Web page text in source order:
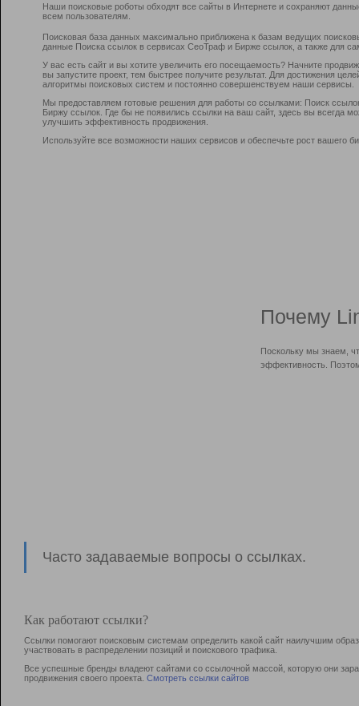
Наши поисковые роботы обходят все сайты в Интернете и сохраняют
всем пользователям.
Поисковая база данных максимально приближена к базам ведущих
данные Поиска ссылок в сервисах СеоТраф и Бирже ссылок, а также для
У вас есть сайт и вы хотите увеличить его посещаемость? Начните
вы запустите проект, тем быстрее получите результат. Для достижения
алгоритмы поисковых систем и постоянно совершенствуем наши сервисы.
Мы предоставляем готовые решения для работы со ссылками: Поиск
Биржу ссылок. Где бы не появились ссылки на ваш сайт, здесь вы всегда
улучшить эффективность продвижения.
Используйте все возможности наших сервисов и обеспечьте рост вашего
Почему
Поскольку мы знаем,
эффективность.
Часто задаваемые вопросы о ссылках.
Как работают ссылки?
Ссылки помогают поисковым системам определить какой сайт наилучшим
участвовать в раcпределении позиций и поискового трафика.
Все успешные бренды владеют сайтами со ссылочной массой, которую они
продвижения своего проекта. Смотреть ссылки сайтов